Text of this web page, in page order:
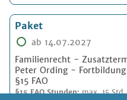
Paket
ab 14.07.2027
Familienrecht -
Peter Ording - Fortbildung
§15 FAO
§15 FAO Stunden:max. 15 Std.